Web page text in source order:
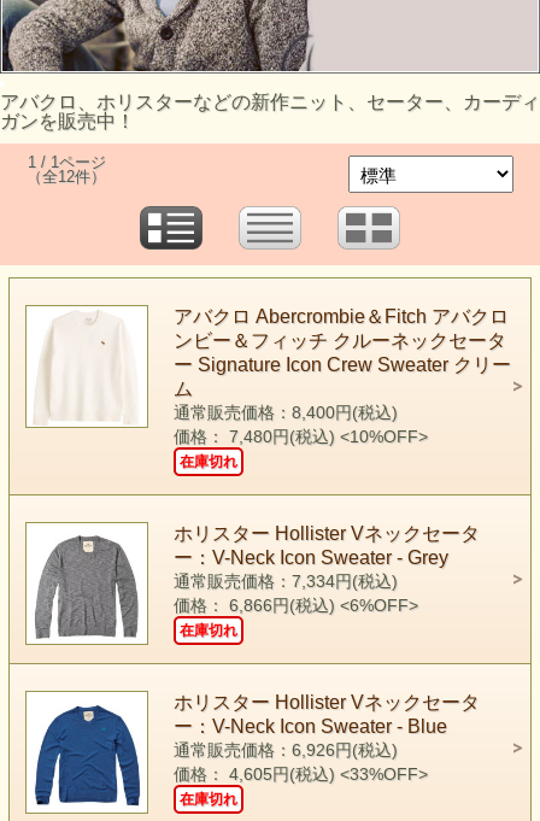
アバクロ、ホリスターなどの新作ニット、セーター、カーディ
ガンを販売中！
1 / 1ページ
（全12件）
アバクロ Abercrombie＆Fitch アバクロ
ンビー＆フィッチ クルーネックセータ
ー Signature Icon Crew Sweater クリー
ム
通常販売価格：8,400円(税込)
価格： 7,480円(税込) <10%OFF>
在庫切れ
ホリスター Hollister Vネックセータ
ー：V-Neck Icon Sweater - Grey
通常販売価格：7,334円(税込)
価格： 6,866円(税込) <6%OFF>
在庫切れ
ホリスター Hollister Vネックセータ
ー：V-Neck Icon Sweater - Blue
通常販売価格：6,926円(税込)
価格： 4,605円(税込) <33%OFF>
在庫切れ